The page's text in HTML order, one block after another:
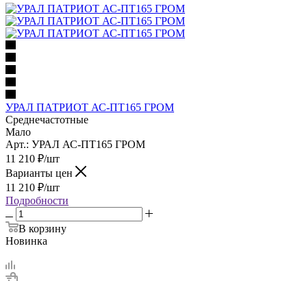
УРАЛ ПАТРИОТ АС-ПТ165 ГРОМ
Среднечастотные
Мало
Арт.: УРАЛ АС-ПТ165 ГРОМ
11 210 ₽/шт
Варианты цен
11 210 ₽/шт
Подробности
В корзину
Новинка